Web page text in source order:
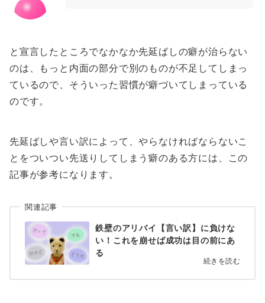
と宣言したところでなかなか先延ばしの癖が治らない
のは、もっと内面の部分で別のものが不足してしまっ
ているので、そういった習慣が癖づいてしまっている
のです。
先延ばしや言い訳によって、やらなければならないこ
とをついつい先送りしてしまう癖のある方には、この
記事が参考になります。
関連記事
鉄壁のアリバイ【言い訳】に負けな
い！これを崩せば成功は目の前にあ
る
続きを読む